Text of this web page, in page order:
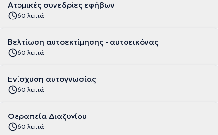
Ατομικές συνεδρίες εφήβων
60 λεπτά
Βελτίωση αυτοεκτίμησης - αυτοεικόνας
60 λεπτά
Ενίσχυση αυτογνωσίας
60 λεπτά
Θεραπεία Διαζυγίου
60 λεπτά